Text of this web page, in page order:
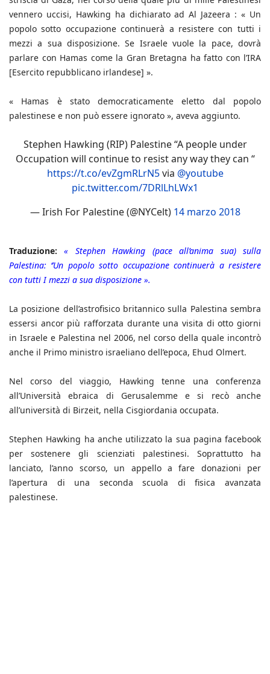
vennero uccisi, Hawking ha dichiarato ad Al Jazeera : « Un
popolo sotto occupazione continuerà a resistere con tutti i
mezzi a sua disposizione. Se Israele vuole la pace, dovrà
parlare con Hamas come la Gran Bretagna ha fatto con l’IRA
[Esercito repubblicano irlandese] ».
« Hamas è stato democraticamente eletto dal popolo
palestinese e non può essere ignorato », aveva aggiunto.
Stephen Hawking (RIP) Palestine “A people under
Occupation will continue to resist any way they can “
https://t.co/evZgmRLrN5via @youtube
pic.twitter.com/7DRlLhLWx1
— Irish For Palestine (@NYCelt) 14 marzo 2018
Traduzione:
« Stephen Hawking (pace all’anima sua) sulla
Palestina: ‘’Un popolo sotto occupazione continuerà a resistere
con tutti I mezzi a sua disposizione ».
La posizione dell’astrofisico britannico sulla Palestina sembra
essersi ancor più rafforzata durante una visita di otto giorni
in Israele e Palestina nel 2006, nel corso della quale incontrò
anche il Primo ministro israeliano dell’epoca, Ehud Olmert.
Nel corso del viaggio, Hawking tenne una conferenza
all’Università ebraica di Gerusalemme e si recò anche
all’università di Birzeit, nella Cisgiordania occupata.
Stephen Hawking ha anche utilizzato la sua pagina facebook
per sostenere gli scienziati palestinesi. Soprattutto ha
lanciato, l’anno scorso, un appello a fare donazioni per
l’apertura di una seconda scuola di fisica avanzata
palestinese.